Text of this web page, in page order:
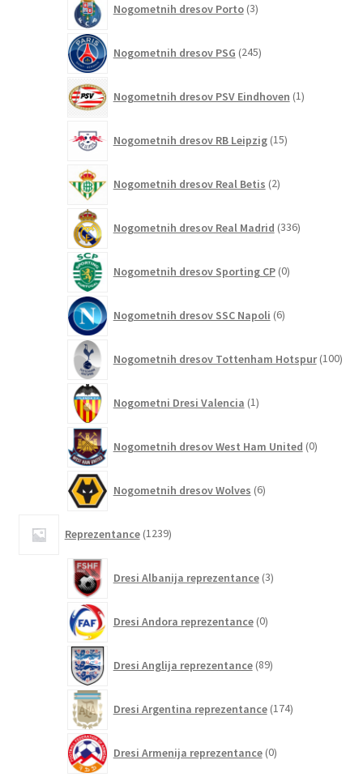
Nogometnih dresov Porto 3izdelki
Nogometnih dresov PSG 245izdelkov
Nogometnih dresov PSV Eindhoven 1izdelek
Nogometnih dresov RB Leipzig 15izdelkov
Nogometnih dresov Real Betis 2izdelka
Nogometnih dresov Real Madrid 336izdelkov
Nogometnih dresov Sporting CP 0izdelkov
Nogometnih dresov SSC Napoli 6izdelkov
Nogometnih dresov Tottenham Hotspur 100
Nogometni Dresi Valencia 1izdelek
Nogometnih dresov West Ham United 0izdelkov
Nogometnih dresov Wolves 6izdelkov
Reprezentance 1239izdelkov
Dresi Albanija reprezentance 3izdelki
Dresi Andora reprezentance 0izdelkov
Dresi Anglija reprezentance 89izdelkov
Dresi Argentina reprezentance 174izdelkov
Dresi Armenija reprezentance 0izdelkov